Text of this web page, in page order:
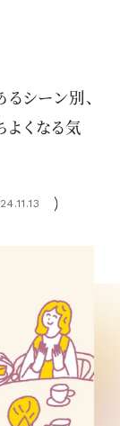
シーン別、
よくなる気